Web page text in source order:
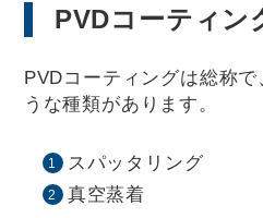
PVDコーティン
PVDコーティングは総称
うな種類があります。
スパッタリング
真空蒸着